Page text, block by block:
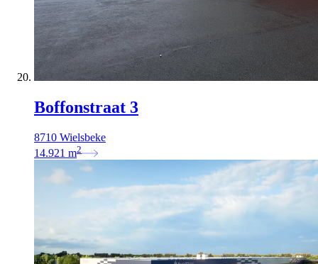
Boffonstraat 3
8710 Wielsbeke
14.921 m2